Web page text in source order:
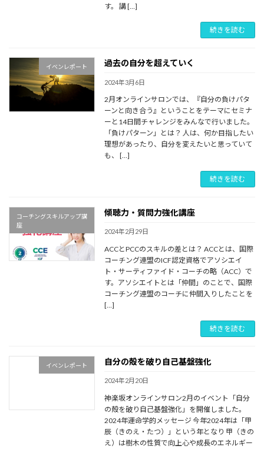
す。 講 […]
続きを読む
イベンレポート 過去の自分を超えていく
2024年3月6日
2月オンラインサロンでは、『自分の負けパタ
ーンと向き合う』ということをテーマにセミナ
ーと14日間チャレンジをみんなで行いました。
「負けパターン」とは？ 人は、何か目指したい
理想があったり、自分を変えたいと思っていて
も、 […]
続きを読む
コーチングスキルアップ講
座
傾聴力・質問力強化講座
2024年2月29日
ACCとPCCのスキルの差とは？ ACCとは、国際
コーチング連盟のICF認定資格でアソシエイ
ト・サーティファイド・コーチの略（ACC）で
す。アソシエイトとは「仲間」のことで、国際
コーチング連盟のコーチに仲間入りしたことを
[…]
続きを読む
イベンレポート 自分の殻を破り自己基盤強化
2024年2月20日
神楽坂オンラインサロン2月のイベント「自分
の殻を破り自己基盤強化」を開催しました。
2024年運命学的メッセージ 今年2024年は「甲
辰（きのえ・たつ）」という年となり 甲（きの
え）は樹木の性質で向上心や成長のエネルギー